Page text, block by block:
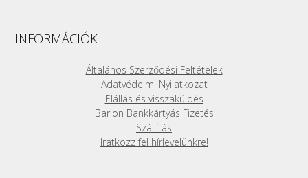
a
termékoldalon
választhatók
ki
INFORMÁCIÓK
Általános Szerződési Feltételek
Adatvédelmi Nyilatkozat
Elállás és visszaküldés
Barion Bankkártyás Fizetés
Szállítás
Iratkozz fel hírlevelünkre!